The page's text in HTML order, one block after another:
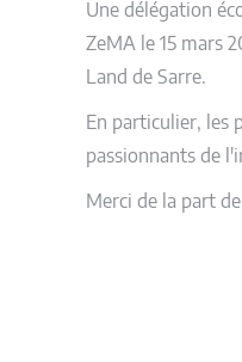
Une délégation
ZeMA le 15 mars
Land de Sarre.
En particulier, les
passionnants de
Merci de la part